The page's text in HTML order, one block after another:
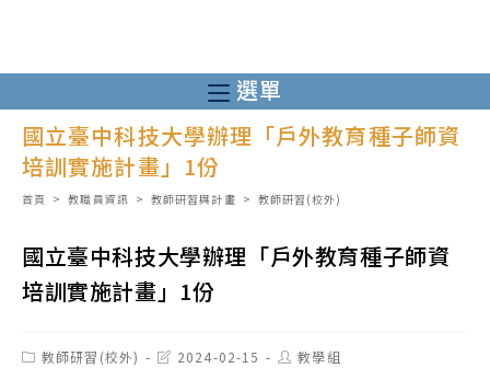
至
主
內
選單
國立臺中科技大學辦理「戶外教育種子師資
培訓實施計畫」1份
首頁 > 教職員資訊 > 教師研習與計畫 > 教師研習(校外)
國立臺中科技大學辦理「戶外教育種子師資
培訓實施計畫」1份
Post教師研習(校外)
Post2024-02-15
Post教學組